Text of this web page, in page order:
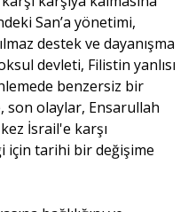
San’a yönetimi,
destek ve dayanışma
devleti, Filistin yanlısı
benzersiz bir
son olaylar, Ensarullah
İsrail'e karşı
için tarihi bir değişime